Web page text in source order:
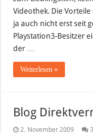
Videothek. Die
ja auch nicht erst seit
Playstation3-Besitzer
der …
Weiterlesen »
Blog
2. November 2009 3